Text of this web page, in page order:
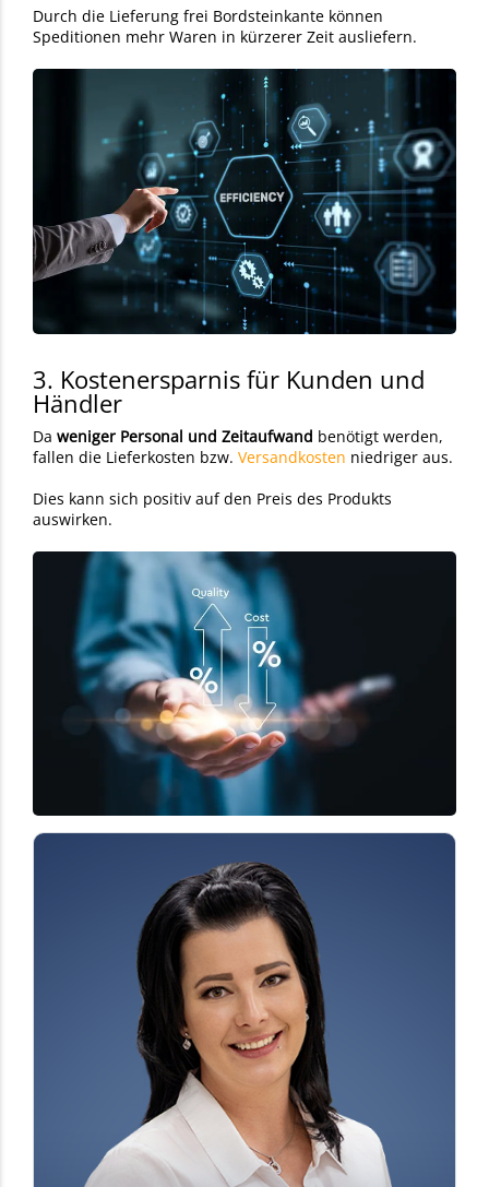
Durch die Lieferung frei Bordsteinkante können
Speditionen mehr Waren in kürzerer Zeit ausliefern.
3. Kostenersparnis für Kunden und
Händler
Da weniger Personal und Zeitaufwand benötigt werden,
fallen die Lieferkosten bzw. Versandkosten niedriger aus.
Dies kann sich positiv auf den Preis des Produkts
auswirken.